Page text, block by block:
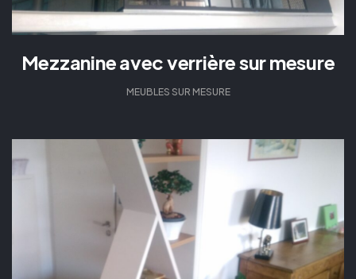
Mezzanine avec verrière sur mesure
MEUBLES SUR MESURE